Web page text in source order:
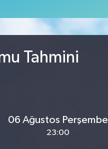
Tahmini
06 Ağustos Perşembe
23:00